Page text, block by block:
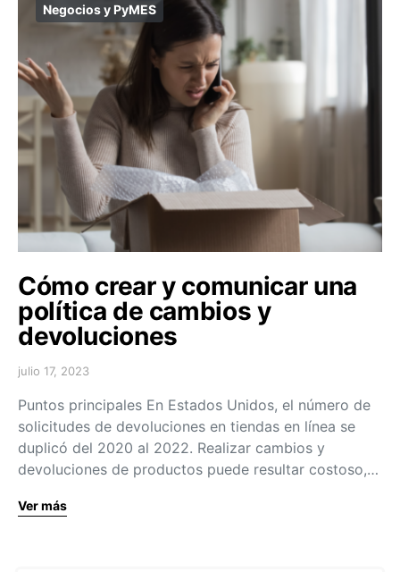
Negocios y PyMES
Cómo crear y comunicar una
política de cambios y
devoluciones
julio 17, 2023
Puntos principales En Estados Unidos, el número de
solicitudes de devoluciones en tiendas en línea se
duplicó del 2020 al 2022. Realizar cambios y
devoluciones de productos puede resultar costoso,…
Ver más